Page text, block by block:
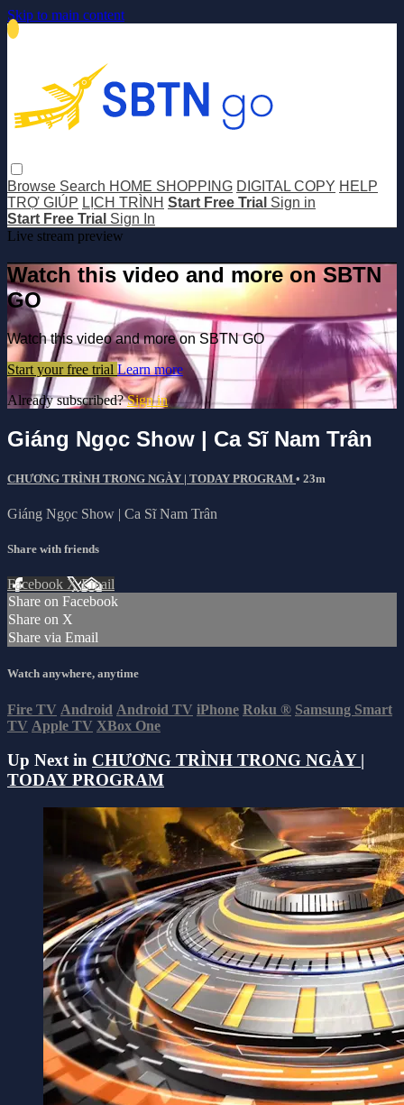
Skip to main content
Browse Search HOME SHOPPING DIGITAL COPY HELP
TRỢ GIÚP LỊCH TRÌNH Start Free Trial Sign in
Start Free Trial Sign In
Live stream preview
Watch this video and more on SBTN
GO
Watch this video and more on SBTN GO
Start your free trial Learn more
Already subscribed?Sign in
Giáng Ngọc Show | Ca Sĩ Nam Trân
CHƯƠNG TRÌNH TRONG NGÀY | TODAY PROGRAM • 23m
Giáng Ngọc Show | Ca Sĩ Nam Trân
Share with friends
Facebook XEmail
Share on Facebook
Share on X
Share via Email
Watch anywhere, anytime
Fire TV Android Android TV iPhone Roku ® Samsung Smart
TV Apple TV XBox One
Up Next in CHƯƠNG TRÌNH TRONG NGÀY |
TODAY PROGRAM